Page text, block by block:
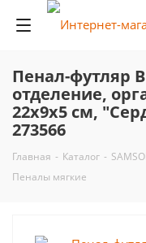
Пенал-футляр
отделение,
22x9х5 см,
273566
Главная - Каталог -
Пеналы мягкие